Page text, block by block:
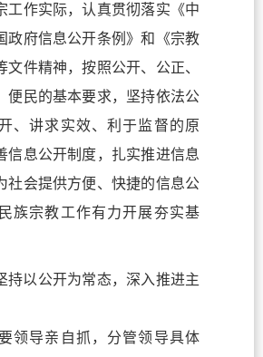
工作实际，认真贯彻落实《中
政府信息公开条例》和《宗教
文件精神，按照公开、公正、
便民的基本要求，坚持依法公
、讲求实效、利于监督的原
信息公开制度，扎实推进信息
社会提供方便、快捷的信息公
族宗教工作有力开展夯实基
持以公开为常态，深入推进主
导亲自抓，分管领导具体